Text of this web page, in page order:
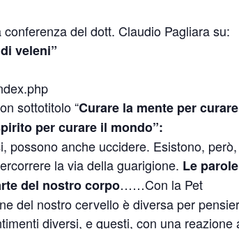
del dott. Claudio Pagliara su:
veleni”
sottotitolo “Curare la mente per curare
per curare il mondo”:
possono anche uccidere. Esistono, però,
la via della guarigione. Le parole
del nostro corpo……Con la Pet
del nostro cervello è diversa per
diversi, e questi, con una reazione